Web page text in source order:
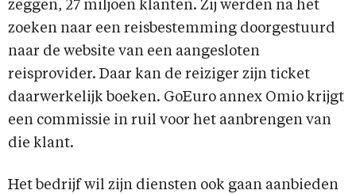
zeggen, 27 miljoen klanten. Zij werden na het
zoeken naar een reisbestemming doorgestuurd
naar de website van een aangesloten
reisprovider. Daar kan de reiziger zijn ticket
daarwerkelijk boeken. GoEuro annex Omio krijgt
een commissie in ruil voor het aanbrengen van
die klant.
Het bedrijf wil zijn diensten ook gaan aanbieden